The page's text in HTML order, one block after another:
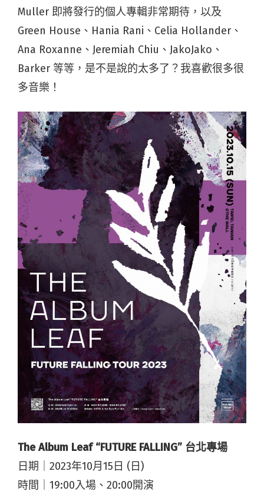
Muller 即將發行的個人專輯非常期待，以及
Green House、Hania Rani、Celia Hollander、
Ana Roxanne、Jeremiah Chiu、JakoJako、
Barker 等等，是不是說的太多了？我喜歡很多很
多音樂！
The Album Leaf “FUTURE FALLING” 台北專場
日期｜2023年10月15日 (日)
時間｜19:00入場、20:00開演